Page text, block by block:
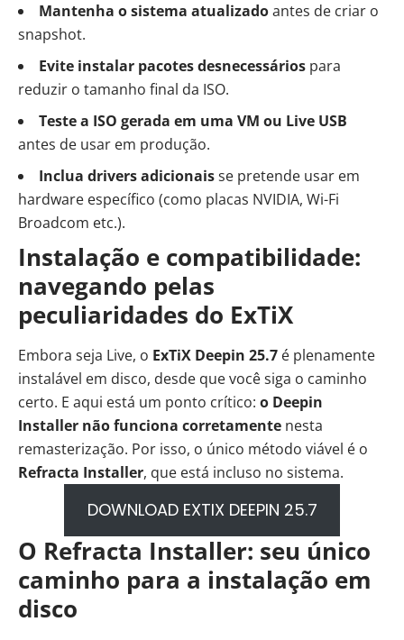
Mantenha o sistema atualizadoantes de criar o
snapshot.
Evite instalar pacotes desnecessários para
reduzir o tamanho final da ISO.
Teste a ISO gerada em uma VM ou Live USB
antes de usar em produção.
Inclua drivers adicionaisse pretende usar em
hardware específico (como placas NVIDIA, Wi-Fi
Broadcom etc.).
Instalação e compatibilidade:
navegando pelas
peculiaridades do ExTiX
Embora seja Live, o ExTiX Deepin 25.7 é plenamente
instalável em disco, desde que você siga o caminho
certo. E aqui está um ponto crítico: o Deepin
Installer não funciona corretamente nesta
remasterização. Por isso, o único método viável é o
Refracta Installer, que está incluso no sistema.
DOWNLOAD EXTIX DEEPIN 25.7
O Refracta Installer: seu único
caminho para a instalação em
disco